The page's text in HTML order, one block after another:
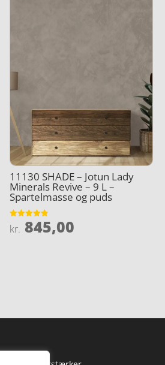
11130 SHADE – Jotun Lady
Minerals Revive – 9 L –
Spartelmasse og puds
Vurderet
4.8
kr. 845,00